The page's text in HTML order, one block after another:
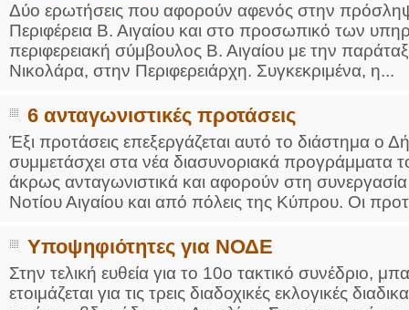
Δύο ερωτήσεις που αφορούν αφενός στην
Περιφέρεια Β. Αιγαίου και στο προσωπικό των
περιφερειακή σύμβουλος Β. Αιγαίου με την
Νικολάρα, στην Περιφερειάρχη. Συγκεκριμένα, η...
6 ανταγωνιστικές προτάσεις
Έξι προτάσεις επεξεργάζεται αυτό το διάστημα ο
συμμετάσχει στα νέα διασυνοριακά προγράμματα
άκρως ανταγωνιστικά και αφορούν στη
Νοτίου Αιγαίου και από πόλεις της Κύπρου. Οι
Υποψηφιότητες για ΝΟΔΕ
Στην τελική ευθεία για το 10ο τακτικό συνέδριο,
ετοιμάζεται για τις τρεις διαδοχικές εκλογικές